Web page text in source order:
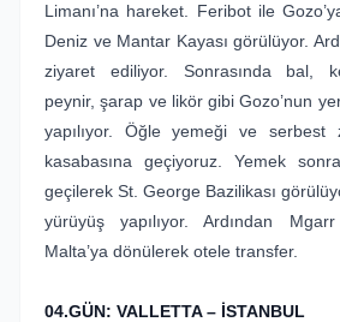
Limanı’na hareket. Feribot ile
Deniz ve Mantar Kayası görülüyor.
ziyaret ediliyor. Sonrasında bal,
peynir, şarap ve likör gibi Gozo’nun
yapılıyor. Öğle yemeği ve serbest
kasabasına geçiyoruz. Yemek
geçilerek St. George Bazilikası
yürüyüş yapılıyor. Ardından
Malta’ya dönülerek otele transfer.
04.GÜN: VALLETTA – İSTANBUL